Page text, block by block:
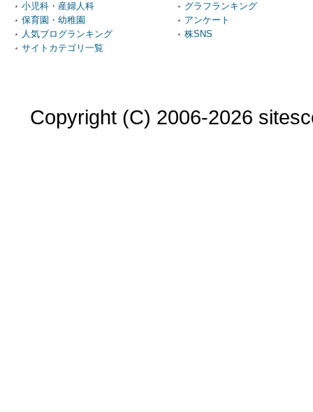
小児科・産婦人科
保育園・幼稚園
人気ブログランキング
サイトカテゴリ一覧
グラフランキング
アンケート
株SNS
Copyright (C) 2006-2026